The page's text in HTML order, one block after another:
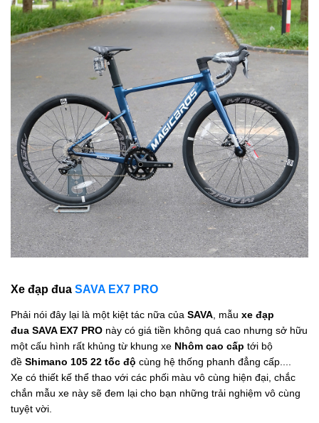
Xe đạp đua SAVA EX7 PRO
Phải nói đây lại là một kiệt tác nữa của SAVA , mẫu xe đạp
đua SAVA EX7 PRO này có giá tiền không quá cao nhưng sở hữu
một cấu hình rất khủng từ khung xe Nhôm cao cấp tới bộ
đề Shimano 105 22 tốc độ cùng hệ thống phanh đẳng cấp....
Xe có thiết kế thể thao với các phối màu vô cùng hiện đại, chắc
chắn mẫu xe này sẽ đem lại cho bạn những trải nghiệm vô cùng
tuyệt vời.